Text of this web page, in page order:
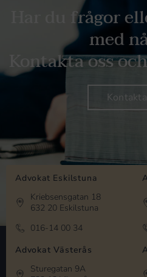
Har du frågor
med
Kontakta oss
Kontakta
Advokat Eskilstuna
Kriebsensgatan 18
632 20 Eskilstuna
016-14 00 34
Advokat Västerås
Sturegatan 9A